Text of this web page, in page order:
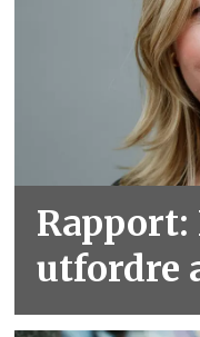
utfordre